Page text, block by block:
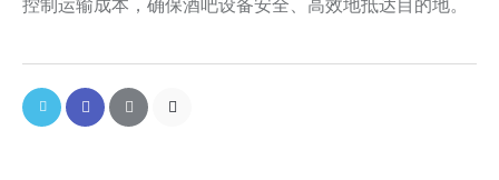
控制运输成本，确保酒吧设备安全、高效地抵达目的地。